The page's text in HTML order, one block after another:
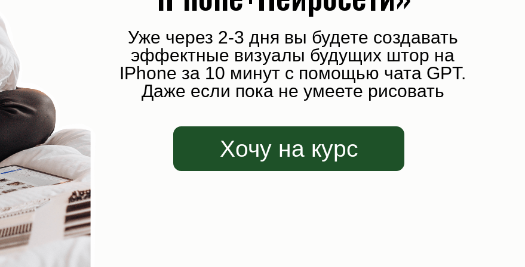
Уже через 2-3 дня вы будете создавать
эффектные визуалы будущих штор на
IPhone за 10 минут с помощью чата GPT.
Даже если пока не умеете рисовать
Хочу на курс